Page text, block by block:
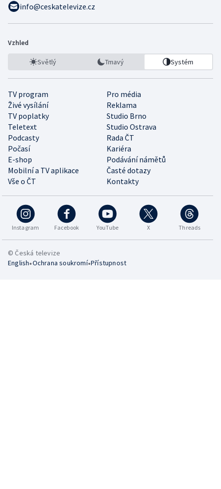
info@ceskatelevize.cz
Vzhled
Světlý Tmavý Systém
TV program
Pro média
Živé vysílání
Reklama
TV poplatky
Studio Brno
Teletext
Studio Ostrava
Podcasty
Rada ČT
Počasí
Kariéra
E-shop
Podávání námětů
Mobilní a TV aplikace
Časté dotazy
Vše o ČT
Kontakty
Instagram Facebook YouTube X Threads
© Česká televize
English•Ochrana soukromí•Přístupnost